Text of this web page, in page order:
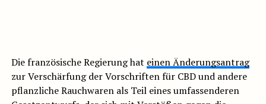
Die französische Regierung hat einen Änderungsantrag
zur Verschärfung der Vorschriften für CBD und andere
pflanzliche Rauchwaren als Teil eines umfassenderen